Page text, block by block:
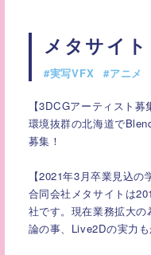
メタサイト
#実写VFX #アニメ
【3DCGアーティスト募
環境抜群の北海道で
募集！
【2021年3月卒業見込の
合同会社メタサイトは
社です。現在業務拡大
論の事、Live2Dの実力も